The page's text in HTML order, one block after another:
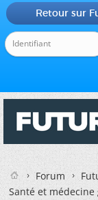
Retour sur
Forum
Santé et médecine